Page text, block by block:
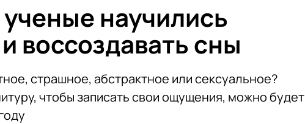
научились
воссоздавать сны
страшное, абстрактное или сексуальное?
чтобы записать свои ощущения, можно будет